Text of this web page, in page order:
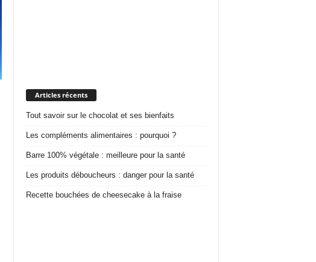
Articles récents
Tout savoir sur le chocolat et ses bienfaits
Les compléments alimentaires : pourquoi ?
Barre 100% végétale : meilleure pour la santé
Les produits déboucheurs : danger pour la santé
Recette bouchées de cheesecake à la fraise